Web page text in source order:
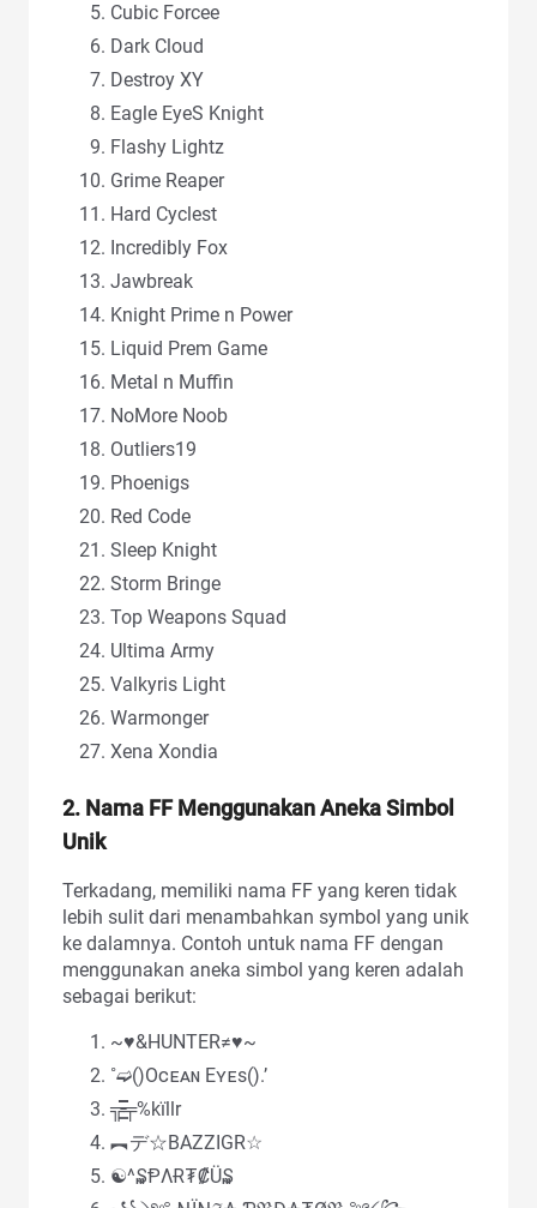
Cubic Forcee
Dark Cloud
Destroy XY
Eagle EyeS Knight
Flashy Lightz
Grime Reaper
Hard Cyclest
Incredibly Fox
Jawbreak
Knight Prime n Power
Liquid Prem Game
Metal n Muffin
NoMore Noob
Outliers19
Phoenigs
Red Code
Sleep Knight
Storm Bringe
Top Weapons Squad
Ultima Army
Valkyris Light
Warmonger
Xena Xondia
2. Nama FF Menggunakan Aneka Simbol
Unik
Terkadang, memiliki nama FF yang keren tidak
lebih sulit dari menambahkan symbol yang unik
ke dalamnya. Contoh untuk nama FF dengan
menggunakan aneka simbol yang keren adalah
sebagai berikut:
~♥&HUNTER≠♥~
˚➫()Oᴄᴇᴀɴ Eʏᴇs().’
╦̵̵͇̿̿̿̿╤%kïllr
︻デ☆BAZZIGR☆
☯^₷ⱣΛɌ₮₡Ü₷